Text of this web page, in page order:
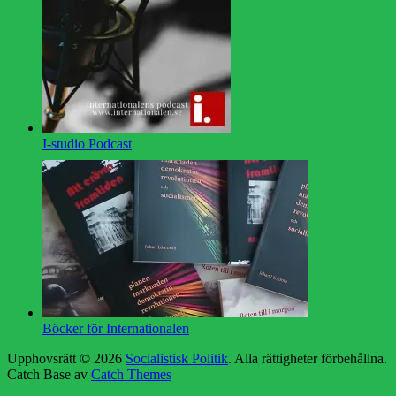
I-studio Podcast
Böcker för Internationalen
Upphovsrätt © 2026 Socialistisk Politik. Alla rättigheter förbehållna.
Catch Base av Catch Themes